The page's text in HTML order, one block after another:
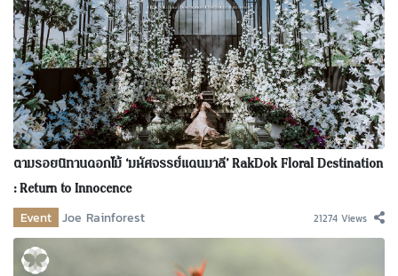
ตามรอยนิทานดอกไม้ ‘มหัศจรรย์แดนมาลี’ RakDok Floral Destination
: Return to Innocence
Event Joe Rainforest 21274 Views